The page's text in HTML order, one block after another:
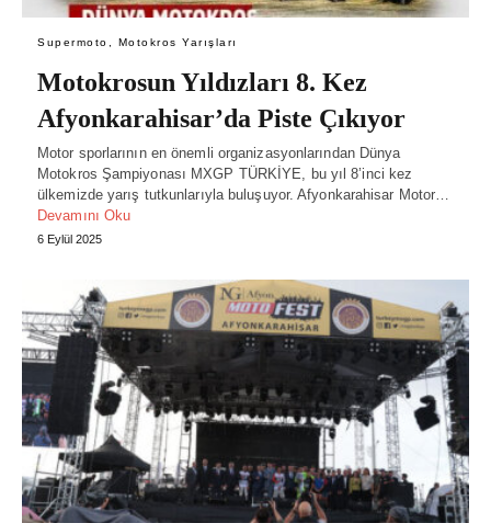
Supermoto, Motokros Yarışları
Motokrosun Yıldızları 8. Kez
Afyonkarahisar’da Piste Çıkıyor
Motor sporlarının en önemli organizasyonlarından Dünya
Motokros Şampiyonası MXGP TÜRKİYE, bu yıl 8’inci kez
ülkemizde yarış tutkunlarıyla buluşuyor. Afyonkarahisar Motor…
Devamını Oku
6 Eylül 2025